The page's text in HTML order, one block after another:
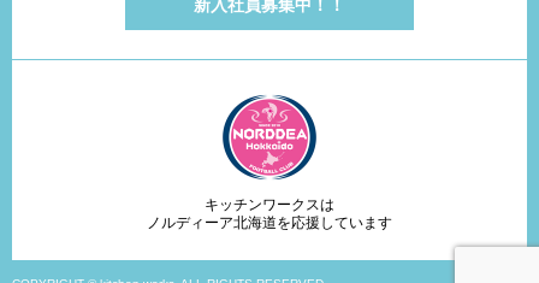
キッチンワークスは
ノルディーア北海道を応援しています